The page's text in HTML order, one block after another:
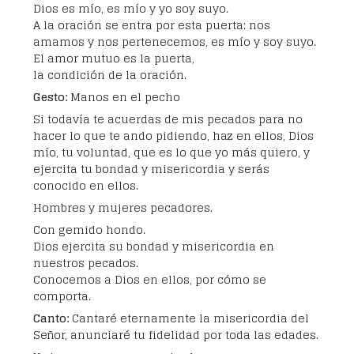
Dios es mío, es mío y yo soy suyo.
A la oración se entra por esta puerta: nos
amamos y nos pertenecemos, es mío y soy suyo.
El amor mutuo es la puerta,
la condición de la oración.
Gesto: Manos en el pecho
Si todavía te acuerdas de mis pecados para no
hacer lo que te ando pidiendo, haz en ellos, Dios
mío, tu voluntad, que es lo que yo más quiero, y
ejercita tu bondad y misericordia y serás
conocido en ellos.
Hombres y mujeres pecadores.
Con gemido hondo.
Dios ejercita su bondad y misericordia en
nuestros pecados.
Conocemos a Dios en ellos, por cómo se
comporta.
Canto: Cantaré eternamente la misericordia del
Señor, anunciaré tu fidelidad por toda las edades.